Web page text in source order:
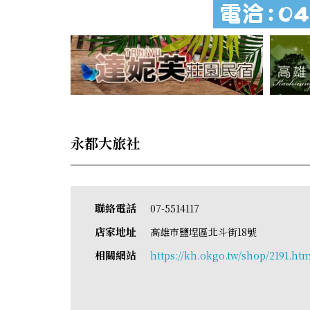
永都大旅社
聯絡電話 07-5514117
店家地址 高雄市鹽埕區北斗街18號
相關網站 https://kh.okgo.tw/shop/